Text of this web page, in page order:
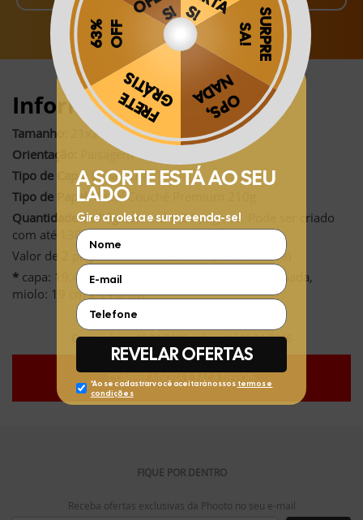
Informações:
Tamanho:
21x21cm (fechado)*
Orientação:
Paisagem
Tipo de Capa:Capa Dura
Tipo de Papel:Papel Couché Premium 210g
Quantidade de Páginas:Inclui 24 páginas. Pode ser criado
com até 130 páginas.
Valor de 2 páginas extras: R$ 12,97 (R$ 6,48 cada)
* capa: 19,4 cm x 15,3 cm e 0,8 a 1,2 cm de lombada,
miolo: 19 cm x 14,8 cm
Compre hoje (06/08/2026) e faça até 30/11/2026
COMPRE AGORA E FAÇA DEPOIS
FIQUE POR DENTRO
Receba ofertas exclusivas da Phooto no seu e-mail
Obrigado por se cadastrar na
Aproveite e receba as novidades e ofertas exclusivas da